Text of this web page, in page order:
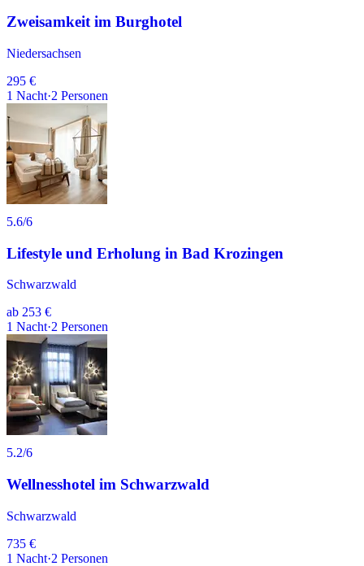
Zweisamkeit im Burghotel
Niedersachsen
295 €
1 Nacht·2 Personen
5.6/6
Lifestyle und Erholung in Bad Krozingen
Schwarzwald
ab 253 €
1 Nacht·2 Personen
5.2/6
Wellnesshotel im Schwarzwald
Schwarzwald
735 €
1 Nacht·2 Personen